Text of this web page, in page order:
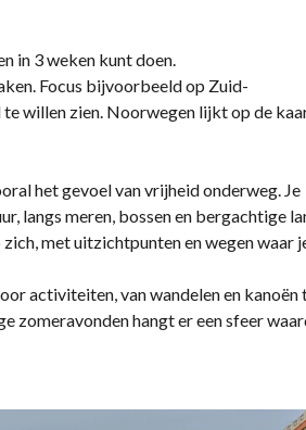
in 3 weken kunt doen.
Focus bijvoorbeeld op Zuid-
willen zien. Noorwegen lijkt op de
het gevoel van vrijheid onderweg. Je
langs meren, bossen en bergachtige
met uitzichtpunten en wegen waar
activiteiten, van wandelen en
zomeravonden hangt er een sfeer